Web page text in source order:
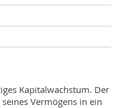
Kapitalwachstum. Der
Vermögens in ein